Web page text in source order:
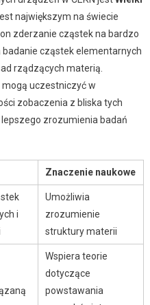
największym na świecie
zderzanie cząstek na bardzo
cząstek elementarnych
rządzących materią.
mogą uczestniczyć w
zobaczenia z bliska tych
zrozumienia badań
Znaczenie naukowe
i
Umożliwia
zrozumienie
struktury materii
Wspiera teorie
dotyczące
powstawania